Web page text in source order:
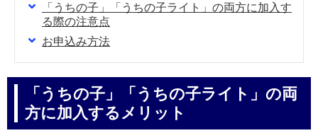
「うちの子」「うちの子ライト」の両方に加入す
る際の注意点
お申込み方法
「うちの子」「うちの子ライト」の両
方に加入するメリット